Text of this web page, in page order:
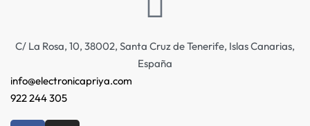
C/ La Rosa, 10, 38002, Santa Cruz de Tenerife, Islas Canarias,
España
info@electronicapriya.com
922 244 305